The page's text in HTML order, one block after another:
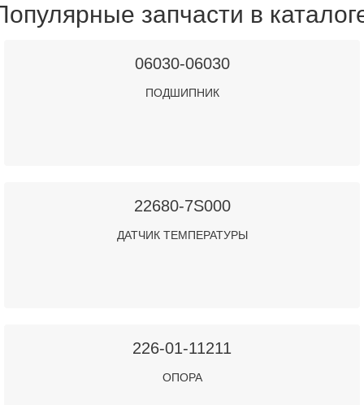
запчасти в
06030-06030
ПОДШИПНИК
22680-7S000
ДАТЧИК ТЕМПЕРАТУРЫ
226-01-11211
ОПОРА